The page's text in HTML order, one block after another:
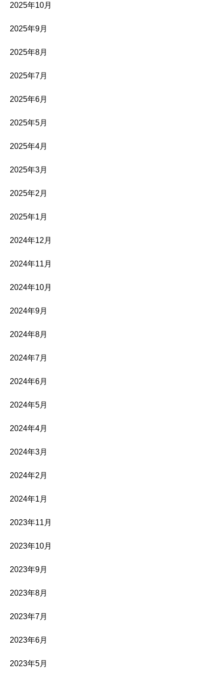
2025年10月
2025年9月
2025年8月
2025年7月
2025年6月
2025年5月
2025年4月
2025年3月
2025年2月
2025年1月
2024年12月
2024年11月
2024年10月
2024年9月
2024年8月
2024年7月
2024年6月
2024年5月
2024年4月
2024年3月
2024年2月
2024年1月
2023年11月
2023年10月
2023年9月
2023年8月
2023年7月
2023年6月
2023年5月